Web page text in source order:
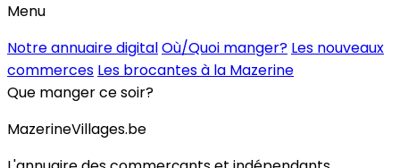
Menu
Notre annuaire digitalOù/Quoi manger? Les nouveaux
commerces Les brocantes à la Mazerine
Que manger ce soir?
MazerineVillages.be